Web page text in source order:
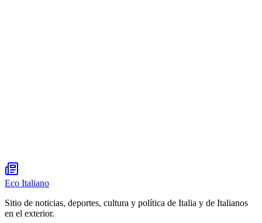
Eco Italiano
Sitio de noticias, deportes, cultura y política de Italia y de Italianos
en el exterior.